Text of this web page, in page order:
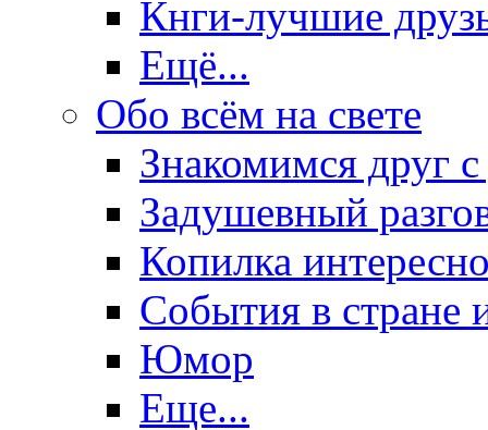
Кнги-лучшие
Ещё...
Обо всём на свете
Знакомимся друг
Задушевный
Копилка
События в стране
Юмор
Еще...